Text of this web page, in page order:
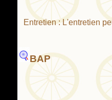
Entretien : L'entretien
BAP